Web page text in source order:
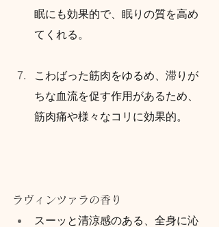
眠にも効果的で、眠りの質を高め
てくれる。
こわばった筋肉をゆるめ、滞りが
ちな血流を促す作用があるため、
筋肉痛や様々なコリに効果的。
ラヴィンツァラの香り
スーッと清涼感のある、全身に沁